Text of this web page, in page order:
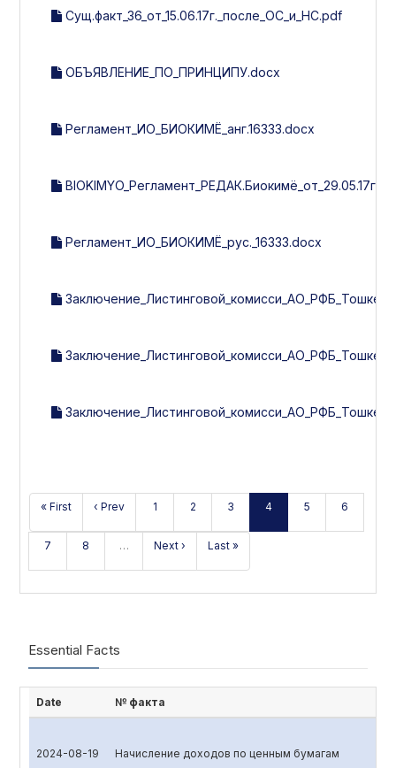
Сущ.факт_36_от_15.06.17г._после_ОС_и_НС.pdf
ОБЪЯВЛЕНИЕ_ПО_ПРИНЦИПУ.docx
Регламент_ИО_БИОКИМЁ_анг.16333.docx
Регламент_ИО_БИОКИМЁ_рус._16333.docx
« First ‹ Prev 1 2 3 4 5 6
7 8 … Next › Last »
Essential Facts
Date № факта
2024-08-19 Начисление доходов по ценным бумагам